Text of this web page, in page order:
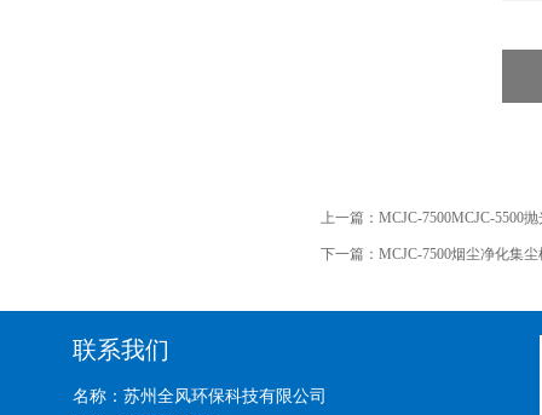
上一篇： MCJC-7500MCJC-5500
下一篇： MCJC-7500烟尘净化集尘
联系我们
名称：苏州全风环保科技有限公司